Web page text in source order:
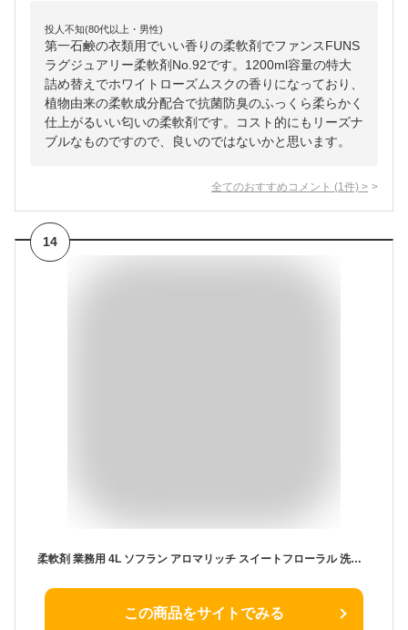
投人不知(80代以上・男性)
第一石鹸の衣類用でいい香りの柔軟剤でファンスFUNS
ラグジュアリー柔軟剤No.92です。1200ml容量の特大
詰め替えでホワイトローズムスクの香りになっており、
植物由来の柔軟成分配合で抗菌防臭のふっくら柔らかく
仕上がるいい匂いの柔軟剤です。コスト的にもリーズナ
ブルなものですので、良いのではないかと思います。
全てのおすすめコメント (1 件) >
14
柔軟剤 業務用 4L ソフラン アロマリッチ スイートフローラル 洗濯 消臭 アロマリッチ ソフラン【iris_dl03】
この商品をサイトでみる